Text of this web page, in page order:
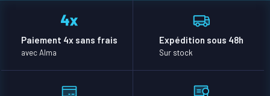
Paiement 4x sans frais
avec Alma
Expédition sous 48h
Sur stock